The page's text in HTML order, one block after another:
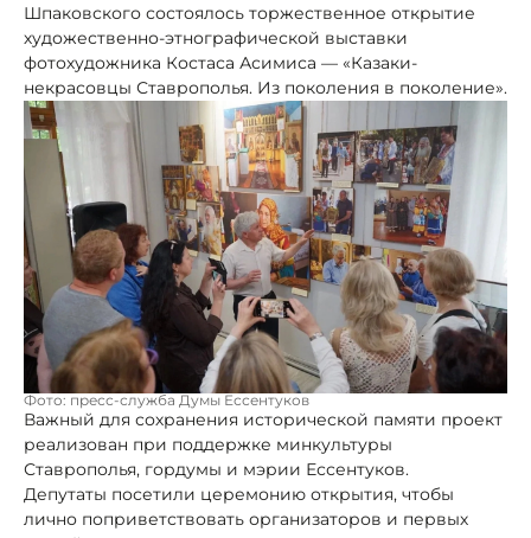
Шпаковского состоялось торжественное открытие
художественно-этнографической выставки
фотохудожника Костаса Асимиса — «Казаки-
некрасовцы Ставрополья. Из поколения в поколение».
Фото: пресс-служба Думы Ессентуков
Важный для сохранения исторической памяти проект
реализован при поддержке минкультуры
Ставрополья, гордумы и мэрии Ессентуков.
Депутаты посетили церемонию открытия, чтобы
лично поприветствовать организаторов и первых